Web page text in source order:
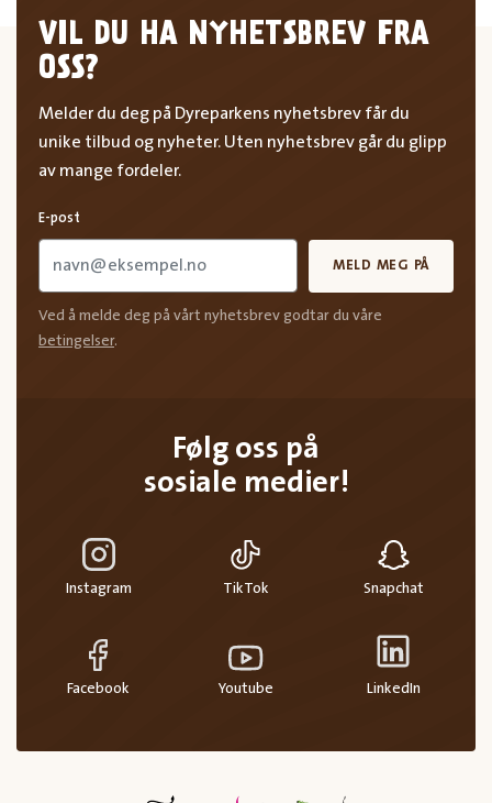
VIL DU HA NYHETSBREV FRA
OSS?
Melder du deg på Dyreparkens nyhetsbrev får du
unike tilbud og nyheter. Uten nyhetsbrev går du glipp
av mange fordeler.
E-post
MELD MEG PÅ
Ved å melde deg på vårt nyhetsbrev godtar du våre
betingelser.
Følg oss på
sosiale medier!
Instagram TikTok Snapchat
Facebook Youtube LinkedIn